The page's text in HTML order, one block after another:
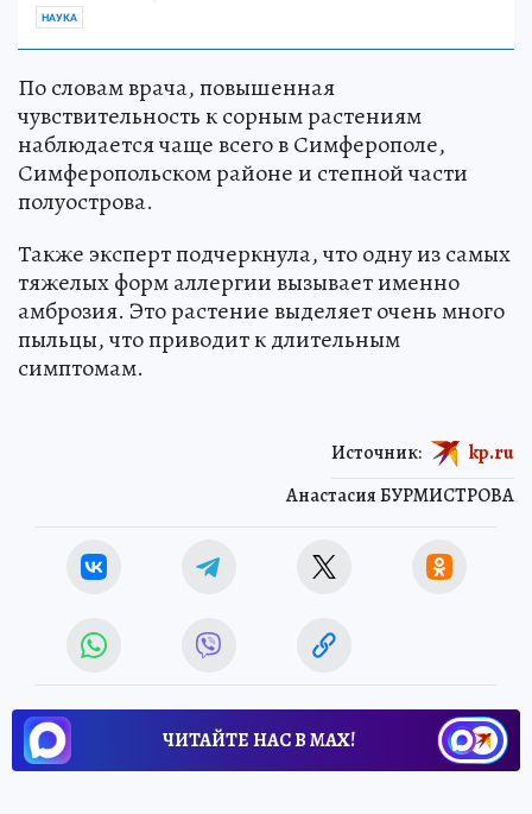
НАУКА
По словам врача, повышенная
чувствительность к сорным растениям
наблюдается чаще всего в Симферополе,
Симферопольском районе и степной части
полуострова.
Также эксперт подчеркнула, что одну из самых
тяжелых форм аллергии вызывает именно
амброзия. Это растение выделяет очень много
пыльцы, что приводит к длительным
симптомам.
Анастасия БУРМИСТРОВА
Источник: kp.ru
ЧИТАЙТЕ НАС В МАХ!